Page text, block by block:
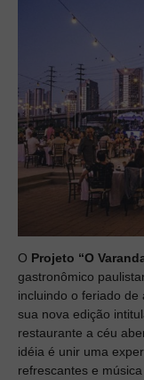
O Projeto “O
gastronômico
incluindo o feriado de
sua nova edição
restaurante a céu
idéia é unir uma
refrescantes e